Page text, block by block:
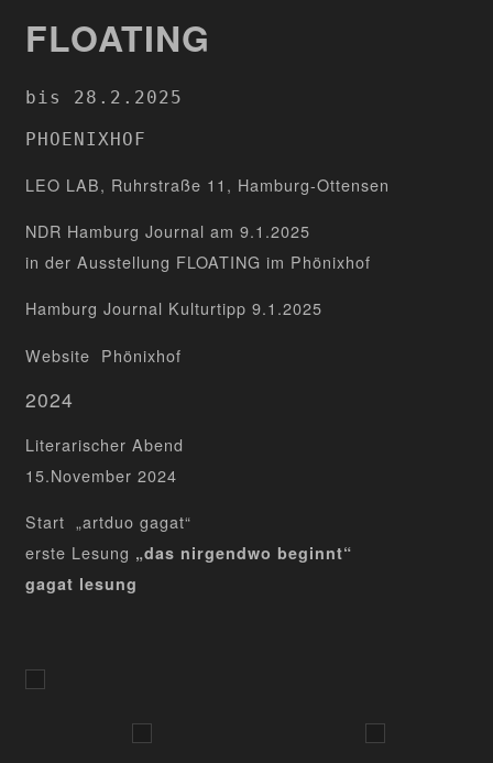
FLOATING
bis 28.2.2025
PHOENIXHOF
LEO LAB, Ruhrstraße 11, Hamburg-Ottensen
NDR Hamburg Journal am 9.1.2025
in der Ausstellung FLOATING im Phönixhof
Hamburg Journal Kulturtipp 9.1.2025
Website Phönixhof
2024
Literarischer Abend
15.November 2024
Start „artduo gagat“
erste Lesung „das nirgendwo beginnt“
gagat lesung